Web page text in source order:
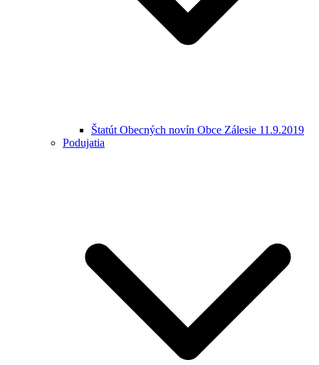
Štatút Obecných novín Obce Zálesie 11.9.2019
Podujatia